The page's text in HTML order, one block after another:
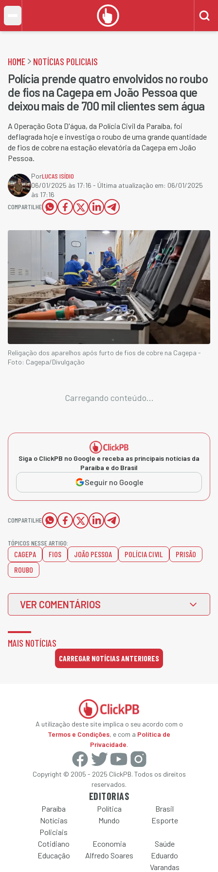
HOME NOTÍCIAS POLICIAIS
Polícia prende quatro envolvidos no roubo
de fios na Cagepa em João Pessoa que
deixou mais de 700 mil clientes sem água
A Operação Gota D'água, da Polícia Civil da Paraíba, foi
deflagrada hoje e investiga o roubo de uma grande quantidade
de fios de cobre na estação elevatória da Cagepa em João
Pessoa.
PorLUCAS ISÍDIO
06/01/2025 às 17:16 - Última atualização em: 06/01/2025
às 17:16
COMPARTILHE
Religação dos aparelhos após furto de fios de cobre na Cagepa -
Foto: Cagepa/Divulgação
Carregando conteúdo...
Siga o ClickPB no Google e receba as principais notícias da
Paraíba e do Brasil
Seguir no Google
COMPARTILHE
TÓPICOS NESSE ARTIGO:
CAGEPA FIOS JOÃO PESSOA POLÍCIA CIVIL
PRISÃO
ROUBO
VER COMENTÁRIOS
MAIS NOTÍCIAS
CARREGAR NOTÍCIAS ANTERIORES
A utilização deste site implica o seu acordo com o
Termos e Condições, e com a Política de
Privacidade.
Copyright © 2005 - 2025 ClickPB. Todos os direitos
reservados.
EDITORIAS
Paraíba Política
Brasil
Notícias
Policiais
Mundo Esporte
Cotidiano Economia
Saúde
Educação
Alfredo Soares
Eduardo
Varandas